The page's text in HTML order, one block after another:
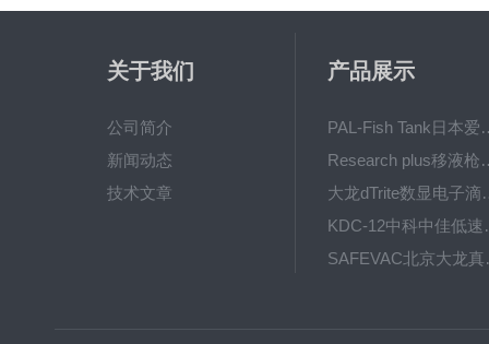
关于我们
公司简介
新闻动态
技术文章
产品展示
PAL-Fish Tank
Research plus
大龙dTrite
KDC-